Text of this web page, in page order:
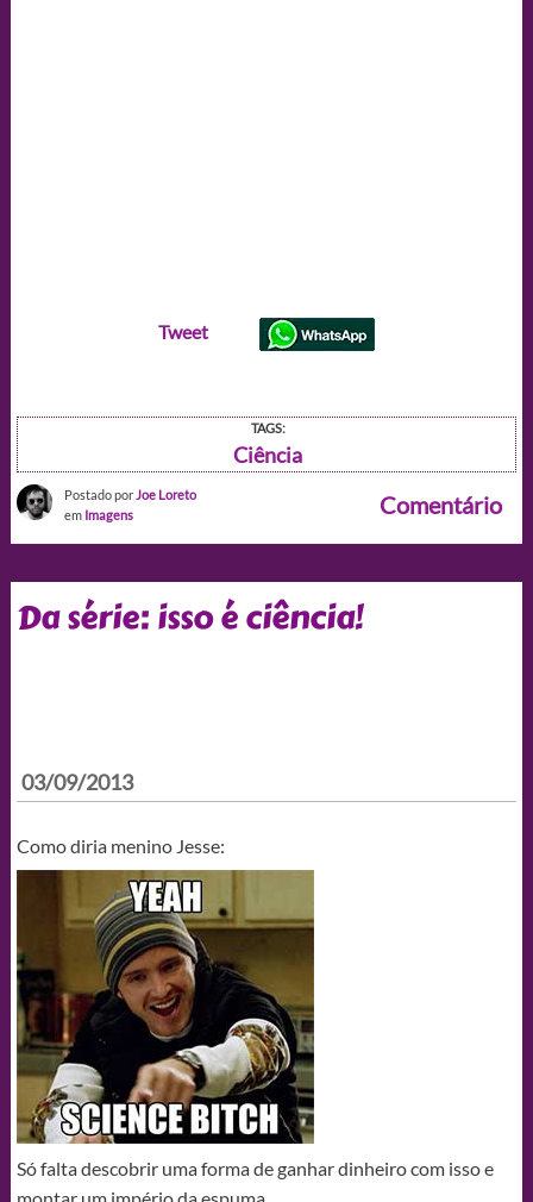
Tweet
TAGS:
Ciência
Postado por Joe Loreto
em Imagens Comentário
Da série: isso é ciência!
03/09/2013
Como diria menino Jesse:
Só falta descobrir uma forma de ganhar dinheiro com isso e
montar um império da espuma.